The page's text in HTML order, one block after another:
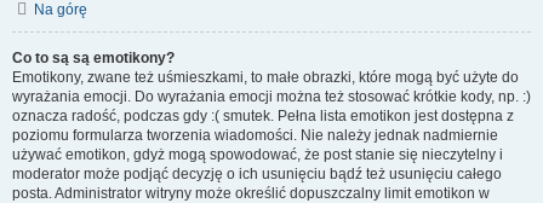
Na górę
Co to są są emotikony?
Emotikony, zwane też uśmieszkami, to małe obrazki, które mogą być użyte do
wyrażania emocji. Do wyrażania emocji można też stosować krótkie kody, np. :)
oznacza radość, podczas gdy :( smutek. Pełna lista emotikon jest dostępna z
poziomu formularza tworzenia wiadomości. Nie należy jednak nadmiernie
używać emotikon, gdyż mogą spowodować, że post stanie się nieczytelny i
moderator może podjąć decyzję o ich usunięciu bądź też usunięciu całego
posta. Administrator witryny może określić dopuszczalny limit emotikon w